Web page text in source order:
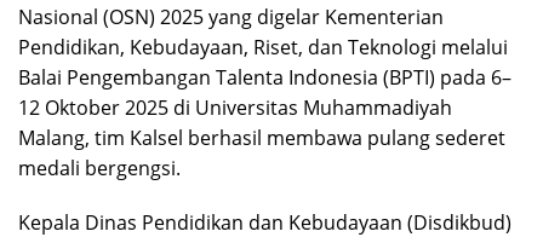
Nasional (OSN) 2025 yang digelar Kementerian
Pendidikan, Kebudayaan, Riset, dan Teknologi melalui
Balai Pengembangan Talenta Indonesia (BPTI) pada 6–
12 Oktober 2025 di Universitas Muhammadiyah
Malang, tim Kalsel berhasil membawa pulang sederet
medali bergengsi.
Kepala Dinas Pendidikan dan Kebudayaan (Disdikbud)